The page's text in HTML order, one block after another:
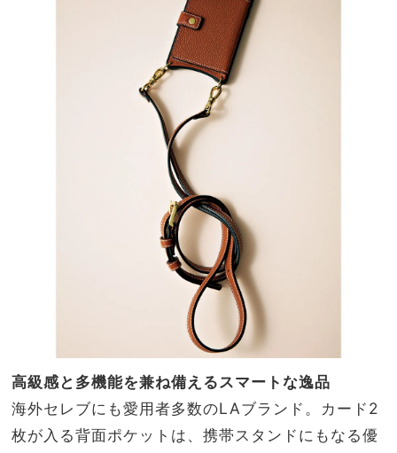
高級感と多機能を兼ね備えるスマートな逸品
海外セレブにも愛用者多数のLAブランド。カード2
枚が入る背面ポケットは、携帯スタンドにもなる優